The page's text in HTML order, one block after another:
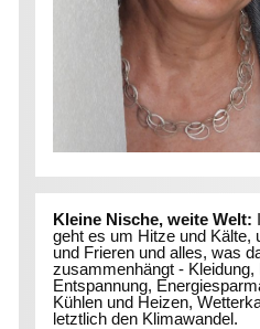
Kleine Nische, weite Welt:
geht es um Hitze und Kälte,
und Frieren und alles, was
zusammenhängt - Kleidung,
Entspannung,
Kühlen und Heizen,
letztlich den Klimawandel.